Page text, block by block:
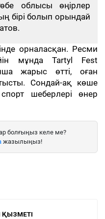
облысы өңірлер
бірі болып орындай
орналасқан. Ресми
мұнда Tartyl Fest
жарыс өтті, оған
Сондай-ақ көше
шеберлері өнер
болғыңыз келе ме?
жазылыңыз!